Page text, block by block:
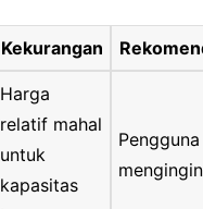
Kekurangan
Harga
relatif mahal
untuk
kapasitas